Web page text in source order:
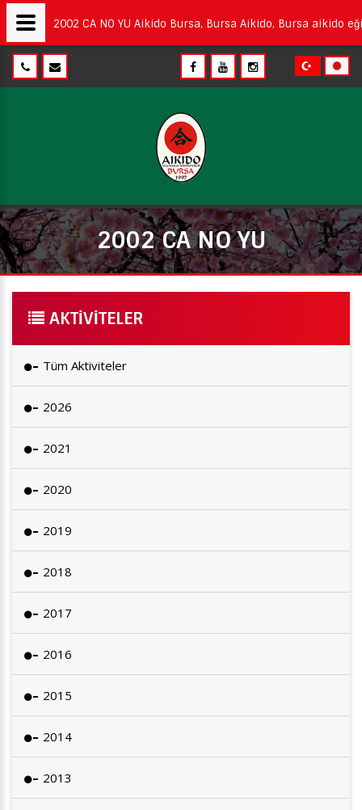
2002 CA NO YU
AKTIVITELER
Tüm Aktiviteler
2026
2021
2020
2019
2018
2017
2016
2015
2014
2013
2002 CA NO YU Aikido Bursa, Bursa Aikido, Bursa